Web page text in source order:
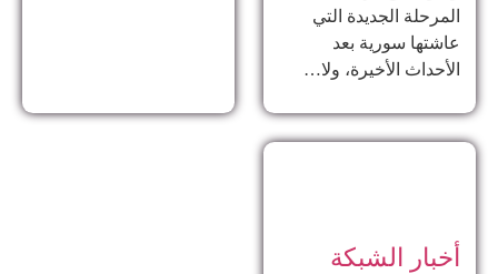
المرحلة الجديدة التي
عاشتها سورية بعد
الأحداث الأخيرة، ولا…
أخبار الشبكة